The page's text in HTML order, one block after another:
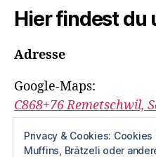
Hier findest du
Adresse
Google-Maps:
C868+76 Remetschwil,
Altherkömmlich ist das:
Privacy & Cookies:
Muffins, Brätzeli oder